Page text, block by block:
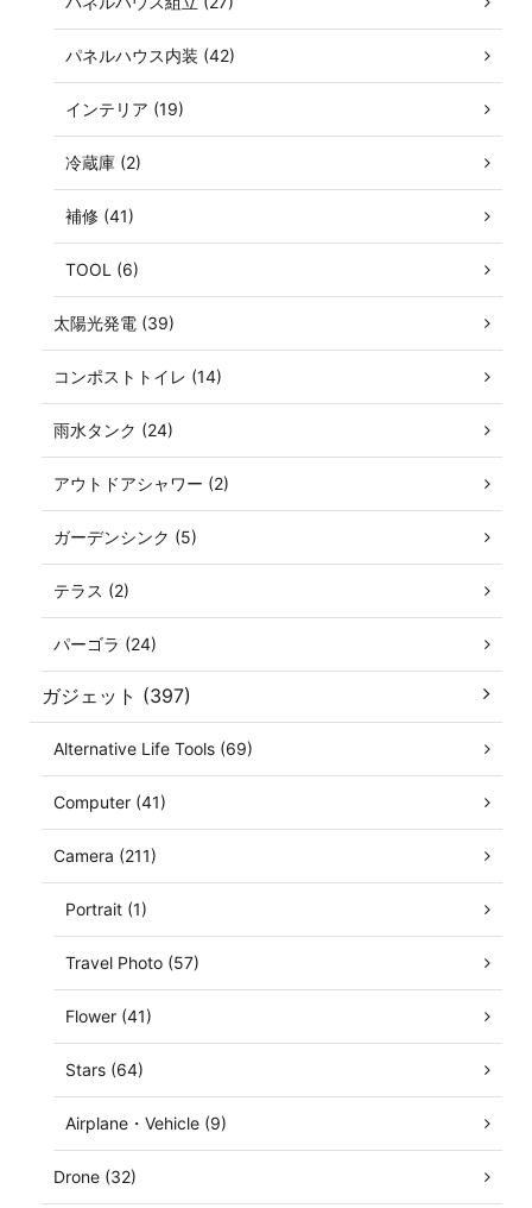
パネルハウス内装 (42)
インテリア (19)
冷蔵庫 (2)
補修 (41)
TOOL (6)
太陽光発電 (39)
コンポストトイレ (14)
雨水タンク (24)
アウトドアシャワー (2)
ガーデンシンク (5)
テラス (2)
パーゴラ (24)
ガジェット (397)
Alternative Life Tools (69)
Computer (41)
Camera (211)
Portrait (1)
Travel Photo (57)
Flower (41)
Stars (64)
Airplane・Vehicle (9)
Drone (32)